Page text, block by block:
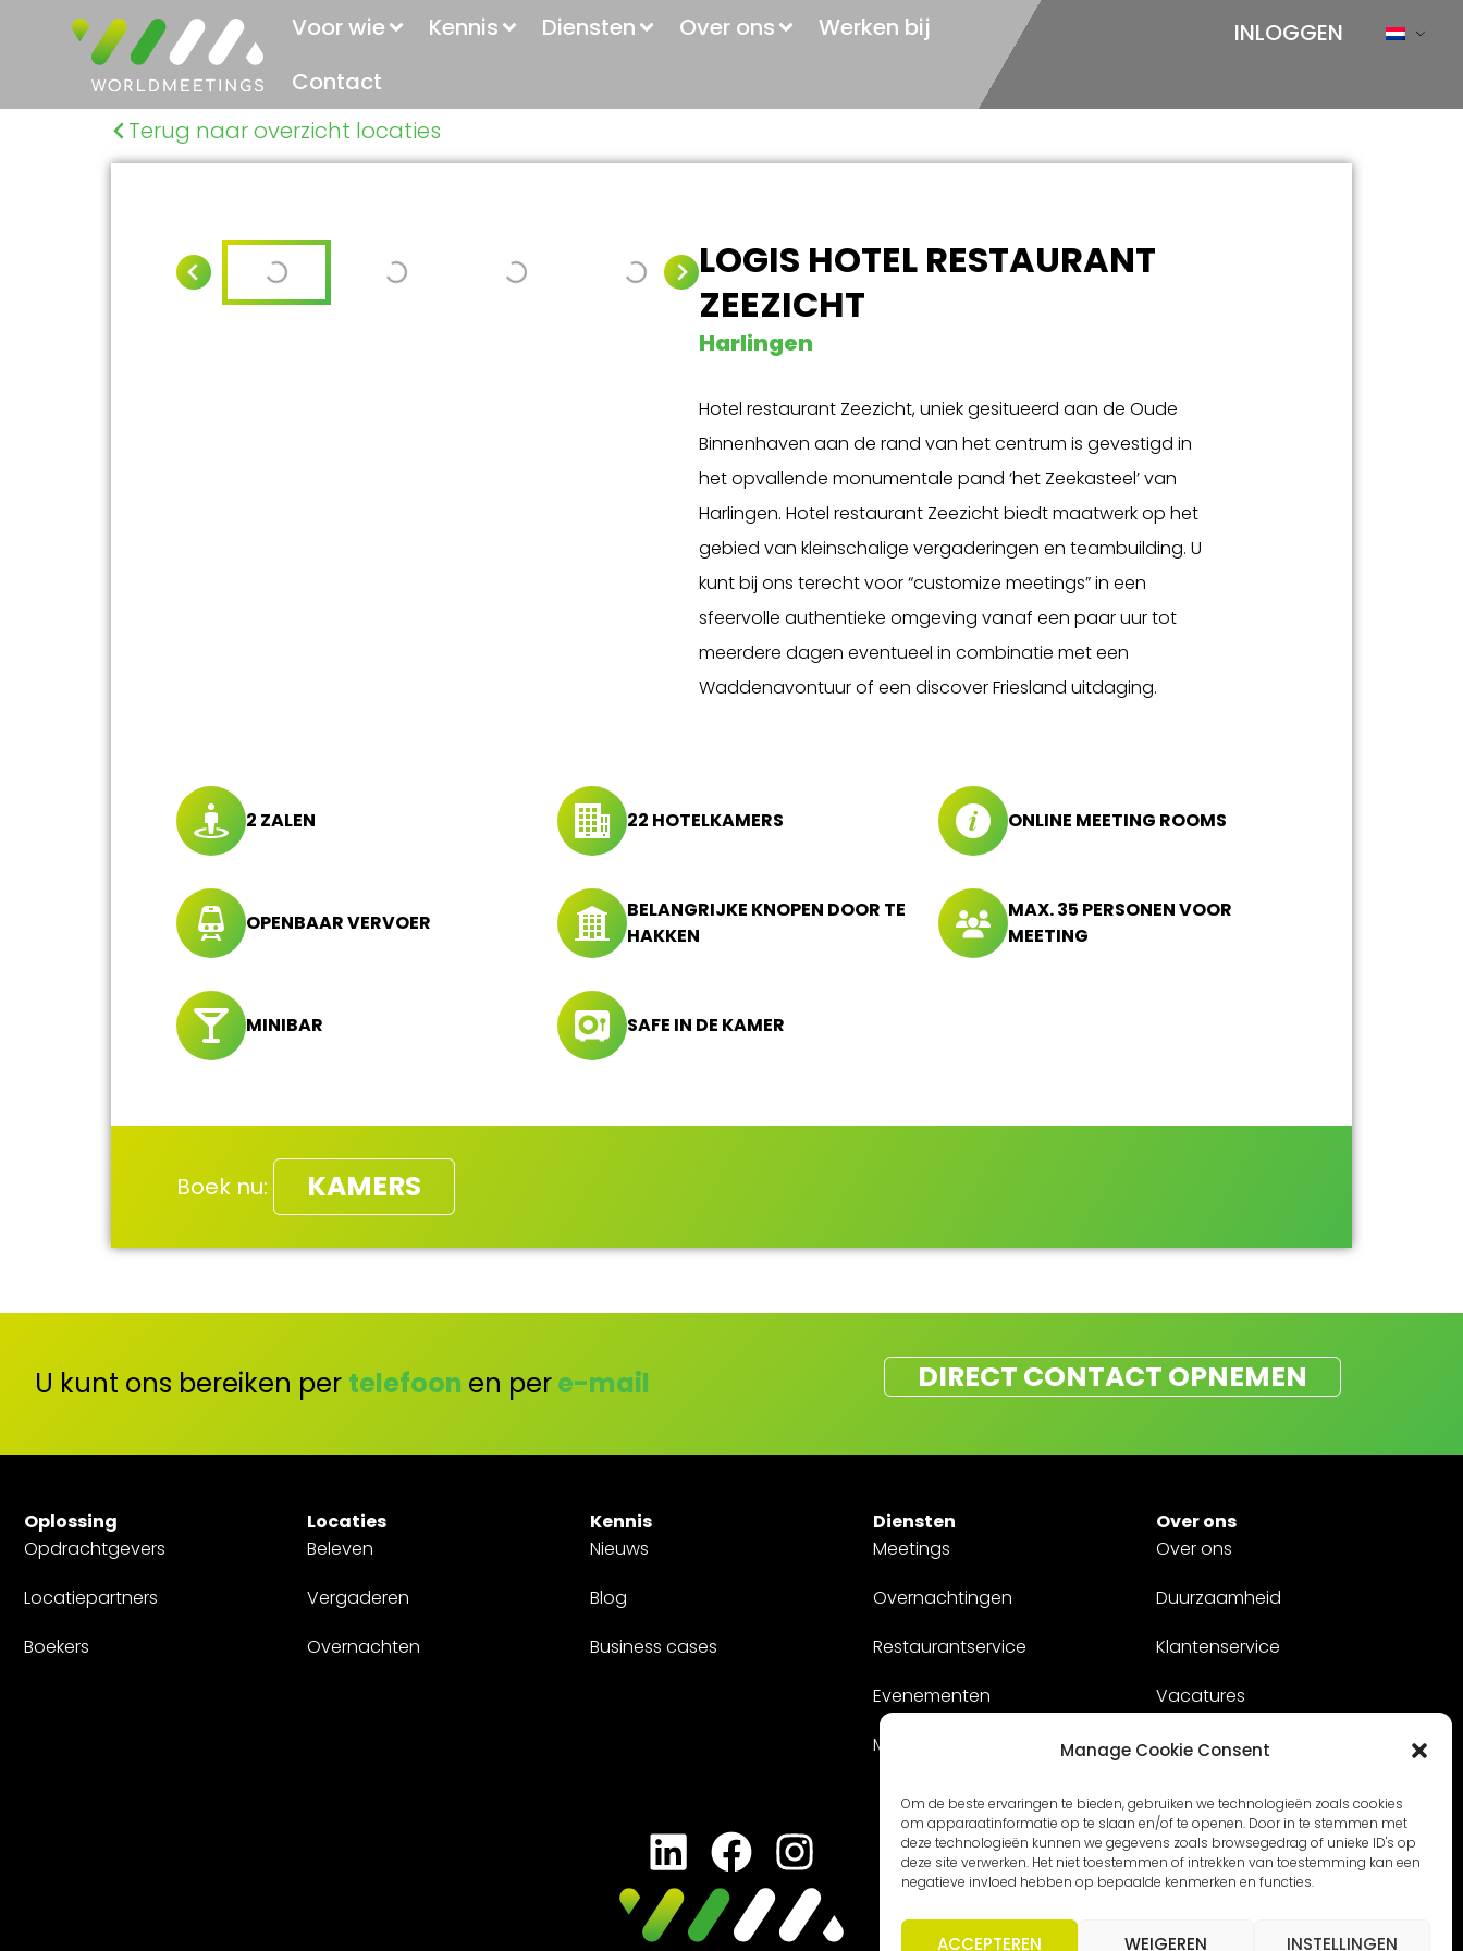
Manage Cookie Consent
Om de beste ervaringen te bieden, gebruiken we technologieën zoals cookies
om apparaatinformatie op te slaan en/of te openen. Door in te stemmen met
deze technologieën kunnen we gegevens zoals browsegedrag of unieke ID's op
deze site verwerken. Het niet toestemmen of intrekken van toestemming kan een
negatieve invloed hebben op bepaalde kenmerken en functies.
ACCEPTEREN WEIGEREN INSTELLINGEN
INLOGGEN
Voor wie Kennis Diensten Over ons
Werken bij
Contact
Terug naar overzicht locaties
LOGIS HOTEL RESTAURANT
ZEEZICHT
Harlingen
Hotel restaurant Zeezicht, uniek gesitueerd aan de Oude
Binnenhaven aan de rand van het centrum is gevestigd in
het opvallende monumentale pand ‘het Zeekasteel’ van
Harlingen. Hotel restaurant Zeezicht biedt maatwerk op het
gebied van kleinschalige vergaderingen en teambuilding. U
kunt bij ons terecht voor “customize meetings” in een
sfeervolle authentieke omgeving vanaf een paar uur tot
meerdere dagen eventueel in combinatie met een
Waddenavontuur of een discover Friesland uitdaging.
2 ZALEN 22 HOTELKAMERS ONLINE MEETING ROOMS
OPENBAAR VERVOER
BELANGRIJKE KNOPEN DOOR TE
HAKKEN
MAX. 35 PERSONEN VOOR
MEETING
MINIBAR SAFE IN DE KAMER
Boek nu: KAMERS
U kunt ons bereiken per telefoon en pere-mail DIRECT CONTACT OPNEMEN
Oplossing
Opdrachtgevers
Locatiepartners
Boekers
Locaties
Beleven
Vergaderen
Overnachten
Kennis
Nieuws
Blog
Business cases
Diensten
Meetings
Overnachtingen
Restaurantservice
Evenementen
Maatwerk
Over ons
Over ons
Duurzaamheid
Klantenservice
Vacatures
Contact